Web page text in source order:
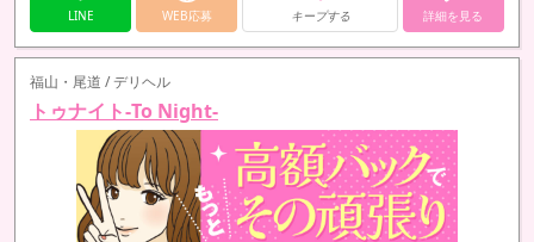
LINE WEB応募 キープする 詳細を見る
福山・尾道 / デリヘル
トゥナイト-To Night-